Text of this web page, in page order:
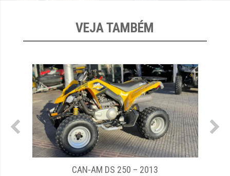
VEJA TAMBÉM
CAN-AM DS 250 – 2013